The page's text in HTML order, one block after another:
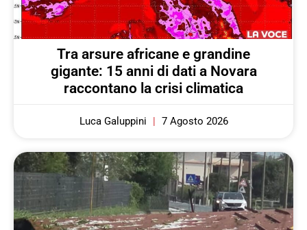
Tra arsure africane e grandine
gigante: 15 anni di dati a Novara
raccontano la crisi climatica
Luca Galuppini 7 Agosto 2026